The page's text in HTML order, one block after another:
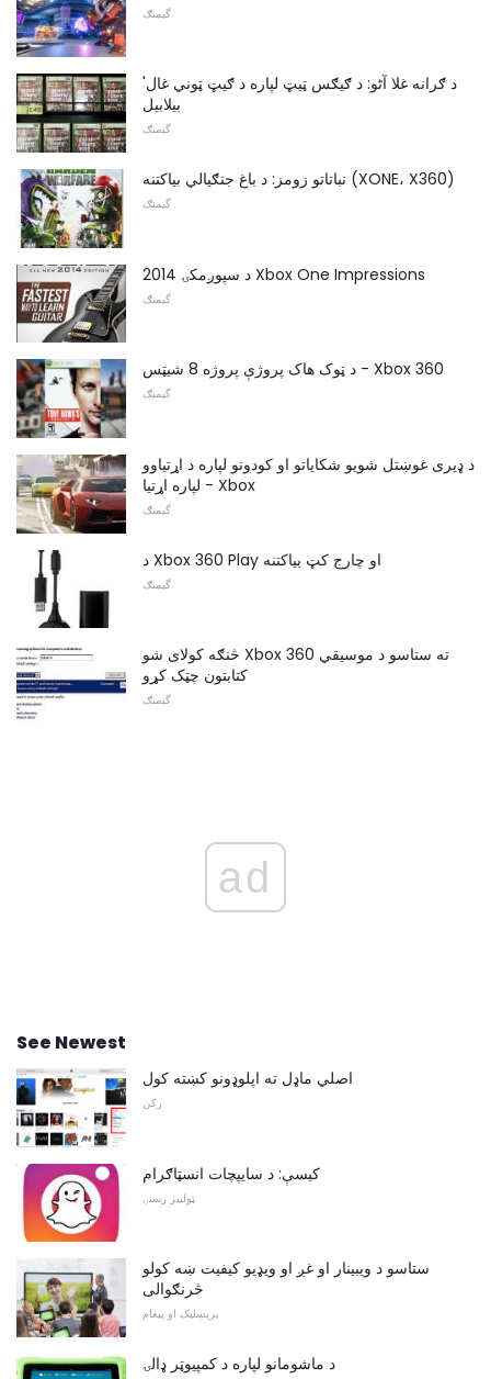
گیمنګ
'د ګرانه غلا آٹو: د ګیګس ټیټ لپاره د ګیټ ټوني غال
بیلابیل
گیمنګ
نباتاتو زومز: د باغ جنګیالي بیاکتنه (XONE، X360)
گیمنګ
د سپوږمکۍ 2014 Xbox One Impressions
گیمنګ
د ټوک هاک پروژې پروژه 8 شیټس - Xbox 360
گیمنګ
د ډیری غوښتل شویو شکایاتو او کودونو لپاره د اړتیاوو
لپاره اړتیا - Xbox
گیمنګ
د Xbox 360 Play او چارج کټ بیاکتنه
گیمنګ
څنګه کولای شو Xbox 360 ته ستاسو د موسیقي
کتابتون چټک کړو
گیمنګ
ad
See Newest
اصلي ماډل ته اپلوډونو کښته کول
رکن
کیسې: د سایپچات انسټاګرام
ټولنیز رسنۍ
ستاسو د ویبینار او غږ او ویډیو کیفیت ښه کولو
څرنګوالی
برېښلیک او پیغام
د ماشومانو لپاره د کمپیوټر ډالۍ